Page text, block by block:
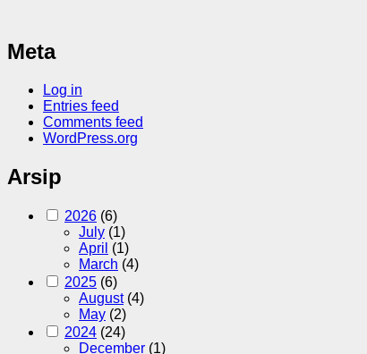
Meta
Log in
Entries feed
Comments feed
WordPress.org
Arsip
2026 (6)
July (1)
April (1)
March (4)
2025 (6)
August(4)
May (2)
2024 (24)
December (1)